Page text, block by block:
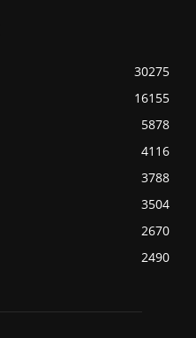
30275
16155
5878
4116
3788
3504
2670
2490